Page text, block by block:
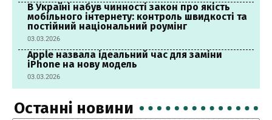
В Україні набув чинності закон про якість
мобільного інтернету: контроль швидкості та
постійний національний роумінг
03.03.2026
Apple назвала ідеальний час для заміни
iPhone на нову модель
03.03.2026
Останні новини